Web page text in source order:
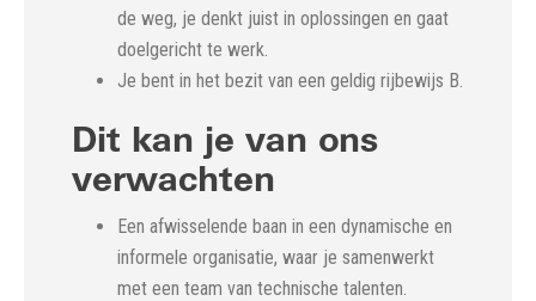
de weg, je denkt juist in oplossingen en gaat
doelgericht te werk.
Je bent in het bezit van een geldig rijbewijs B.
Dit kan je van ons
verwachten
Een afwisselende baan in een dynamische en
informele organisatie, waar je samenwerkt
met een team van technische talenten.